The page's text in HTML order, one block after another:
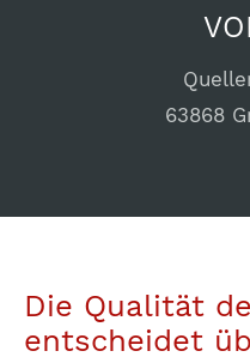
63868
Die Qualität
entscheidet